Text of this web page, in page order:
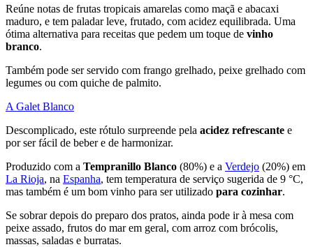
Reúne notas de frutas tropicais amarelas como maçã e abacaxi
maduro, e tem paladar leve, frutado, com acidez equilibrada. Uma
ótima alternativa para receitas que pedem um toque de vinho
branco.
Também pode ser servido com frango grelhado, peixe grelhado com
legumes ou com quiche de palmito.
A Galet Blanco
Descomplicado, este rótulo surpreende pela acidez refrescante e
por ser fácil de beber e de harmonizar.
Produzido com a Tempranillo Blanco (80%) e a Verdejo (20%) em
La Rioja, na Espanha, tem temperatura de serviço sugerida de 9 °C,
mas também é um bom vinho para ser utilizado para cozinhar.
Se sobrar depois do preparo dos pratos, ainda pode ir à mesa com
peixe assado, frutos do mar em geral, com arroz com brócolis,
massas, saladas e burratas.